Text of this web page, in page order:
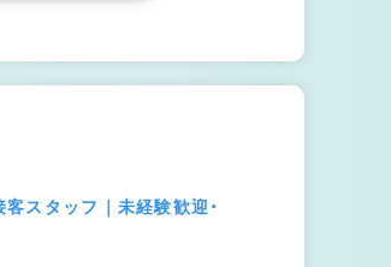
スタッフ｜未経験歓迎・